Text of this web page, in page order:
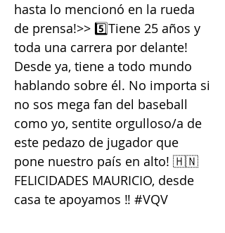
hasta lo mencionó en la rueda
de prensa!>> 5️⃣Tiene 25 años y
toda una carrera por delante!
Desde ya, tiene a todo mundo
hablando sobre él. No importa si
no sos mega fan del baseball
como yo, sentite orgulloso/a de
este pedazo de jugador que
pone nuestro país en alto! 🇭🇳
FELICIDADES MAURICIO, desde
casa te apoyamos ‼️ #VQV